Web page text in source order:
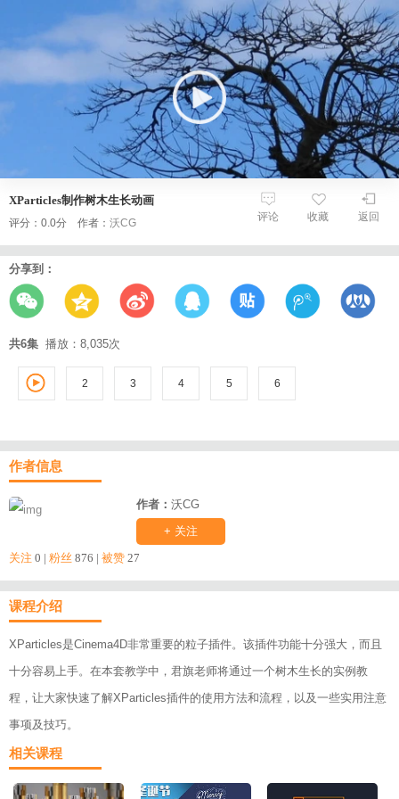
XParticles制作树木生长动画
评分：0.0分 作者： 沃CG 返回
收藏
评论
分享到：
共6集 播放：8,035次
1
2 3 4 5 6
作者信息
作者：沃CG
+ 关注
关注 0 | 粉丝 876 | 被赞 27
课程介绍
XParticles是Cinema4D非常重要的粒子插件。该插件功能十分强大，而且
十分容易上手。在本套教学中，君旗老师将通过一个树木生长的实例教
程，让大家快速了解XParticles插件的使用方法和流程，以及一些实用注意
事项及技巧。
相关课程